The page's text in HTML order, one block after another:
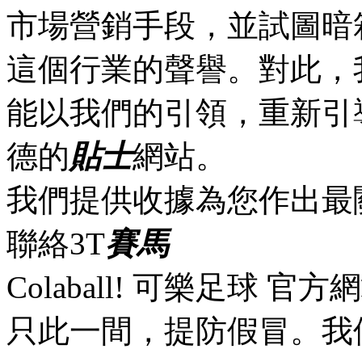
市場營銷手段，並試圖
這個行業的聲譽。對此
能以我們的引領，重新
德的貼士網站。
我們提供收據為您作出
聯絡3T賽馬
Colaball! 可樂足球 官方
只此一間，提防假冒。